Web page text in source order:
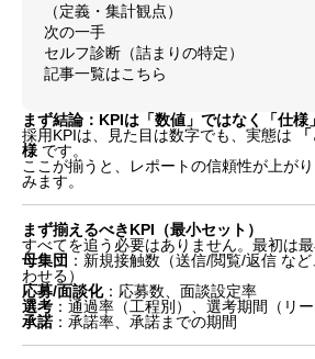
（定義・集計観点）
次の一手
セルフ診断（詰まりの特定）
記事一覧はこちら
まず結論：KPIは「数値」ではなく「仕様」
採用KPIは、見た目は数字でも、実態は
様 です。
ここが揃うと、レポートの信頼性が上が
みます。
まず揃えるべきKPI（最小セット）
すべてを追う必要はありません。最初は最
母集団 ：新規接触数（送信/閲覧/返信 な
わせる）
応募/面談化：応募数、面談設定率
選考 ：通過率（工程別）、選考期間（リー
承諾 ：承諾率、承諾までの期間